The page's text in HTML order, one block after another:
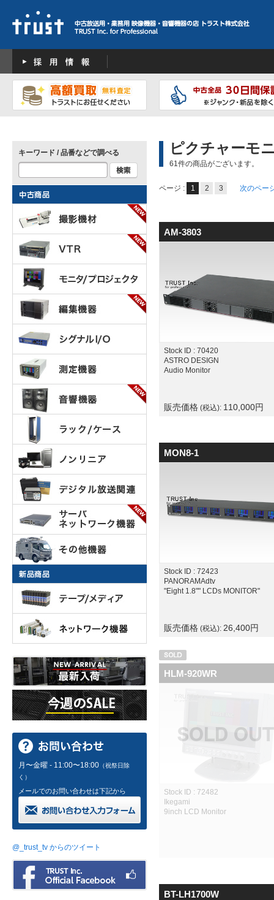
ピクチャーモ
61件の商品がございます。
ページ : 1 2 3 次のペー
AM-3803
Stock ID : 70420
ASTRO DESIGN
Audio Monitor
販売価格 (税込): 110,000円
MON8-1
Stock ID : 72423
PANORAMAdtv
"Eight 1.8"" LCDs MONITOR"
販売価格 (税込): 26,400円
HLM-920WR
Stock ID : 72482
Ikegami
9inch LCD Monitor
BT-LH1700W
キーワード / 品番などで調べる
月〜金曜 - 11:00〜18:00 （祝祭日除
く）
メールでのお問い合わせは下記から
@_trust_tv からのツイート